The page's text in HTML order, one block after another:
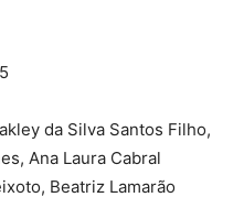
Videira
da Silva Santos Filho,
Ana Laura Cabral
Beatriz Lamarão